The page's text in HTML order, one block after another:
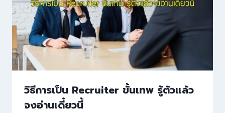
วิธีการเป็น Recruiter ขั้นเทพ รู้ตัวแล้ว
จงอ่านเดี๋ยวนี้